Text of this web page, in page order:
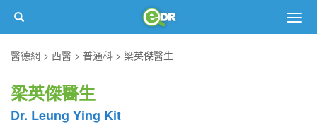
醫德網
西醫 普通科 梁英傑醫生
梁英傑醫生
Dr. Leung Ying Kit